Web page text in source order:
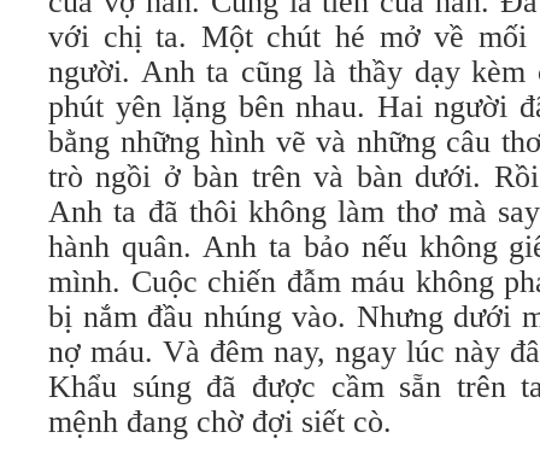
với chị ta. Một chút hé mở về mối
người. Anh ta cũng là thầy dạy
phút yên lặng bên nhau. Hai người
bằng những hình vẽ và những câu
trò ngồi ở bàn trên và bàn dưới.
Anh ta đã thôi không làm thơ mà
hành quân. Anh ta bảo nếu không
mình. Cuộc chiến đẫm máu không
bị nắm đầu nhúng vào. Nhưng dưới
nợ máu. Và đêm nay, ngay lúc này
Khẩu súng đã được cầm sẵn trên
mệnh đang chờ đợi siết cò.